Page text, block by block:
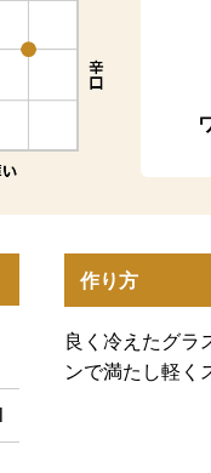
作り方
良く冷えたグラ
ンで満たし軽く